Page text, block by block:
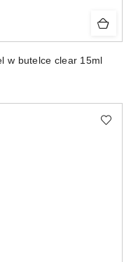
w butelce clear 15ml